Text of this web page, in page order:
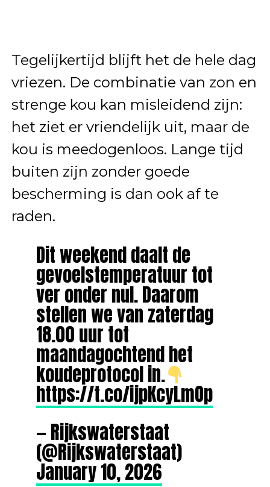
Tegelijkertijd blijft het de hele dag
vriezen. De combinatie van zon en
strenge kou kan misleidend zijn:
het ziet er vriendelijk uit, maar de
kou is meedogenloos. Lange tijd
buiten zijn zonder goede
bescherming is dan ook af te
raden.
Dit weekend daalt de
gevoelstemperatuur tot
ver onder nul. Daarom
stellen we van zaterdag
18.00 uur tot
maandagochtend het
koudeprotocol in.
https://t.co/ijpKcyLmOp
— Rijkswaterstaat
(@Rijkswaterstaat)
January 10, 2026